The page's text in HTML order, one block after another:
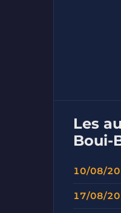
Les
Boui-
10/08/
17/08/